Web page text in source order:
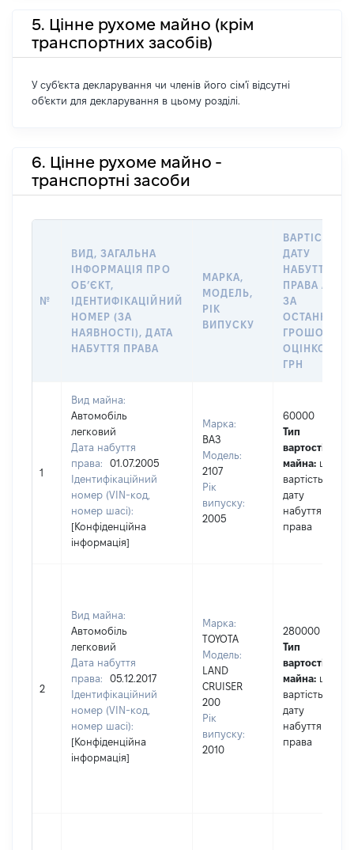
5. Цінне рухоме майно (крім
транспортних засобів)
У суб'єкта декларування чи членів його сім'ї відсутні
об'єкти для декларування в цьому розділі.
6. Цінне рухоме майно -
транспортні засоби
№
ВИД, ЗАГАЛЬНА
ІНФОРМАЦІЯ ПРО
ОБʼЄКТ,
ІДЕНТИФІКАЦІЙНИЙ
НОМЕР (ЗА
НАЯВНОСТІ), ДАТА
НАБУТТЯ ПРАВА
МАРКА,
МОДЕЛЬ,
РІК
ВИПУСКУ
ВАРТІСТЬ НА
ДАТУ
НАБУТТЯ
ПРАВА АБО
ЗА
ГРОШОВОЮ
ОЦІНКОЮ,
ГРН
1
Вид майна:
Автомобіль
легковий
Дата набуття
права:
01.07.2005
Ідентифікаційний
номер (VIN-код,
номер шасі):
[Конфіденційна
інформація]
Марка:
ВАЗ
Модель:
2107
Рік
випуску:
2005
60000
Тип
вартості
майна: це
вартість на
дату
набуття
права
2
Вид майна:
Автомобіль
легковий
Дата набуття
права:
05.12.2017
Ідентифікаційний
номер (VIN-код,
номер шасі):
[Конфіденційна
інформація]
Марка:
TOYOTA
Модель:
LAND
CRUISER
200
Рік
випуску:
2010
280000
Тип
вартості
майна: це
вартість на
дату
набуття
права